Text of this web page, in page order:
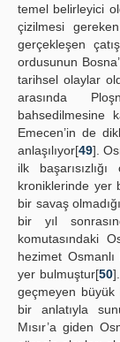
temel belirleyici
çizilmesi
gerçekleşen
ordusunun
tarihsel olaylar
arasında
bahsedilmesine
Emecen’in de
anlaşılıyor[49].
ilk
kroniklerinde yer
bir savaş
bir yıl
komutasındaki
hezimet Osmanlı
yer bulmuştur[50
geçmeyen
bir anlatıyla
Mısır’a giden